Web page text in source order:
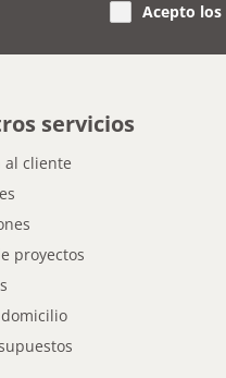
Acepto los
servicios
al cliente
proyectos